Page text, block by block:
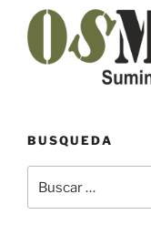
BUSQUEDA
por: